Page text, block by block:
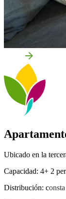
Ubicado en la
Capacidad: 4+ 2
Distribución: c